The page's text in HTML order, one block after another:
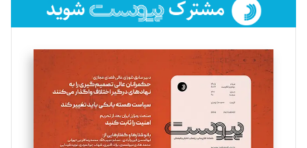
فائزه فتحی رستمی
تحریریه
سروش کرمیان
تحریریه